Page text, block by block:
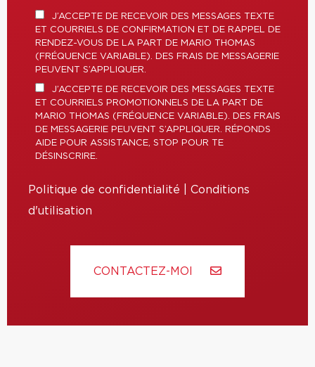
J’ACCEPTE DE RECEVOIR DES MESSAGES TEXTE
ET COURRIELS DE CONFIRMATION ET DE RAPPEL DE
RENDEZ-VOUS DE LA PART DE MARIO THOMAS
(FRÉQUENCE VARIABLE). DES FRAIS DE MESSAGERIE
PEUVENT S’APPLIQUER.
J’ACCEPTE DE RECEVOIR DES MESSAGES TEXTE
ET COURRIELS PROMOTIONNELS DE LA PART DE
MARIO THOMAS (FRÉQUENCE VARIABLE). DES FRAIS
DE MESSAGERIE PEUVENT S’APPLIQUER. RÉPONDS
AIDE POUR ASSISTANCE, STOP POUR TE
DÉSINSCRIRE.
Politique de confidentialité
Conditions
d'utilisation
CONTACTEZ-MOI